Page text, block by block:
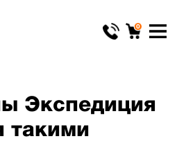
0
Экспедиция
такими